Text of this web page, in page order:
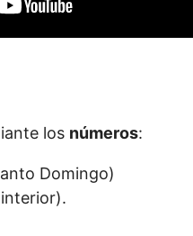
los números:
Domingo)